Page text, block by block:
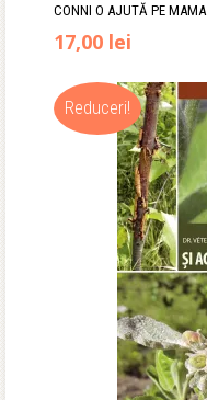
CONNI O AJUTĂ PE MAMA
17,00 lei
Reduceri!